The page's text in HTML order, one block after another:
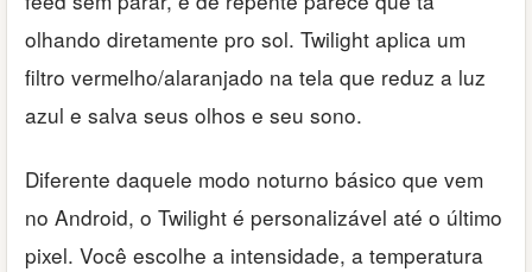
olhando diretamente pro sol. Twilight aplica um
filtro vermelho/alaranjado na tela que reduz a luz
azul e salva seus olhos e seu sono.
Diferente daquele modo noturno básico que vem
no Android, o Twilight é personalizável até o último
pixel. Você escolhe a intensidade, a temperatura